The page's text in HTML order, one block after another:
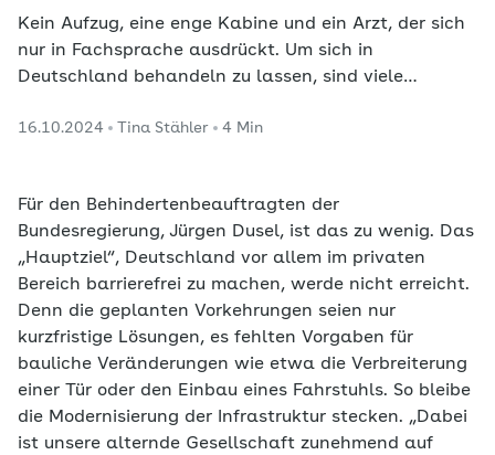
Kein Aufzug, eine enge Kabine und ein Arzt, der sich
nur in Fachsprache ausdrückt. Um sich in
Deutschland behandeln zu lassen, sind viele
gleichberechtigter Zugang für alle schaffen?
16.10.2024 Tina Stähler 4 Min
Für den Behindertenbeauftragten der
Bundesregierung, Jürgen Dusel, ist das zu wenig. Das
„Hauptziel“, Deutschland vor allem im privaten
Bereich barrierefrei zu machen, werde nicht erreicht.
Denn die geplanten Vorkehrungen seien nur
kurzfristige Lösungen, es fehlten Vorgaben für
bauliche Veränderungen wie etwa die Verbreiterung
einer Tür oder den Einbau eines Fahrstuhls. So bleibe
die Modernisierung der Infrastruktur stecken. „Dabei
ist unsere alternde Gesellschaft zunehmend auf